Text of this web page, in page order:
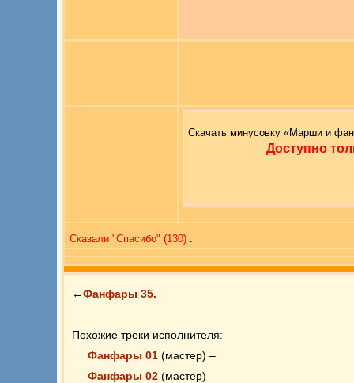
Скачать минусовку «Марши и
Доступно
Сказали "Cпасибо" (130) :
←Фанфары 35.
Похожие треки исполнителя:
Фанфары 01 (мастер) –
Фанфары 02 (мастер) –